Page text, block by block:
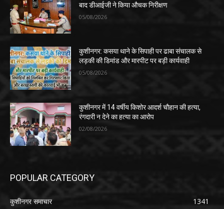
बाद डीआईजी ने किया औचक निरीक्षण
05/08/2026
कुशीनगर: कसया थाने के सिपाही पर ढाबा संचालक से
लड़की की डिमांड और मारपीट पर बड़ी कार्यवाही
05/08/2026
कुशीनगर में 14 वर्षीय किशोर आदर्श चौहान की हत्या,
रंगदारी न देने का हत्या का आरोप
02/08/2026
POPULAR CATEGORY
कुशीनगर समाचार
1341